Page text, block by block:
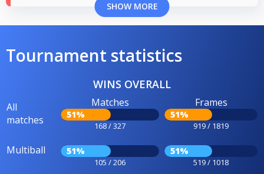
SHOW MORE
Tournament statistics
WINS OVERALL
All
matches
Matches
51%
168 / 327
Frames
51%
919 / 1819
Multiball 51%
105 / 206
51%
519 / 1018